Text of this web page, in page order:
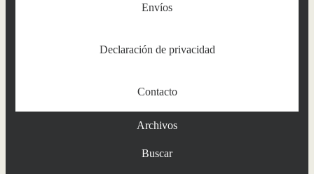
Envíos
Declaración de privacidad
Contacto
Archivos
Buscar